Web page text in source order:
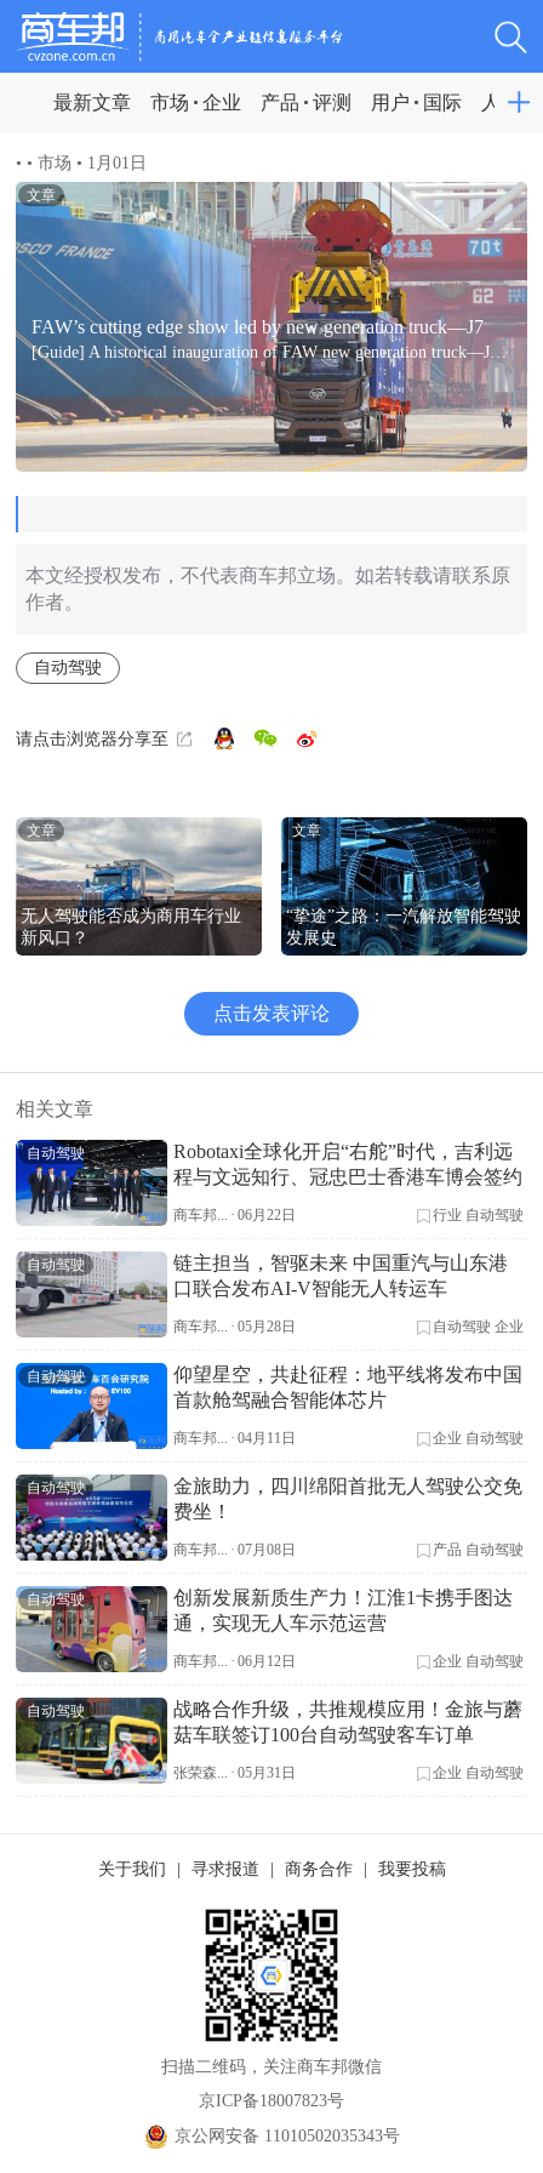
最新文章 市场 企业 产品 评测 用户 国际 人物
• • 市场 • 1月01日
文章
FAW’s cutting edge show led by new generation truck—J7
[Guide] A historical inauguration of FAW new generation truck—J7 and L4 autonomous truck without cab for port transportation demonstrates FAW’s power.
本文经授权发布，不代表商车邦立场。如若转载请联系原
作者。
自动驾驶
请点击浏览器分享至
文章
无人驾驶能否成为商用车行业
新风口？
文章
“挚途”之路：一汽解放智能驾驶
发展史
点击发表评论
相关文章
自动驾驶
Robotaxi全球化开启“右舵”时代，吉利远
程与文远知行、冠忠巴士香港车博会签约
商车邦... · 06月22日 行业 自动驾驶
自动驾驶
链主担当，智驱未来 中国重汽与山东港
口联合发布AI-V智能无人转运车
商车邦... · 05月28日 自动驾驶 企业
自动驾驶
仰望星空，共赴征程：地平线将发布中国
首款舱驾融合智能体芯片
商车邦... · 04月11日 企业 自动驾驶
自动驾驶
金旅助力，四川绵阳首批无人驾驶公交免
费坐！
商车邦... · 07月08日 产品 自动驾驶
自动驾驶
创新发展新质生产力！江淮1卡携手图达
通，实现无人车示范运营
商车邦... · 06月12日 企业 自动驾驶
自动驾驶
战略合作升级，共推规模应用！金旅与蘑
菇车联签订100台自动驾驶客车订单
张荣森... · 05月31日 企业 自动驾驶
关于我们 寻求报道 商务合作 我要投稿
扫描二维码，关注商车邦微信
京ICP备18007823号
京公网安备 11010502035343号